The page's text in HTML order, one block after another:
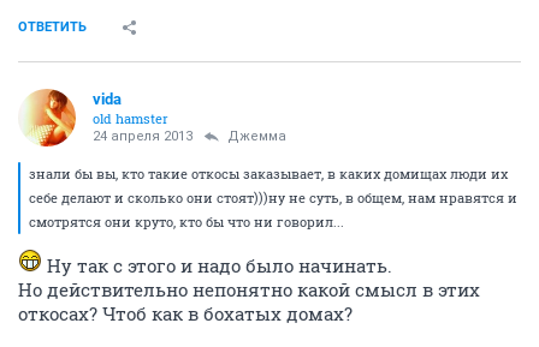
ОТВЕТИТЬ
vida
old hamster
24 апреля 2013 Джемма
знали бы вы, кто такие откосы заказывает, в каких домищах люди их
себе делают и сколько они стоят)))ну не суть, в общем, нам нравятся и
смотрятся они круто, кто бы что ни говорил...
Ну так с этого и надо было начинать.
Но действительно непонятно какой смысл в этих
откосах? Чтоб как в бохатых домах?